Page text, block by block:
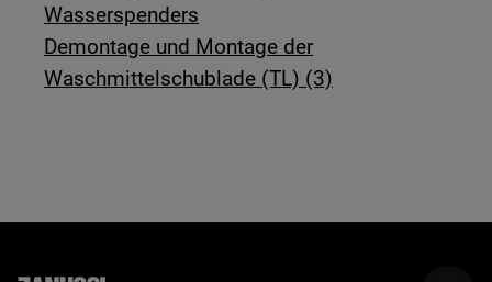
Wasserspenders
Demontage und Montage der
Waschmittelschublade (TL) (3)